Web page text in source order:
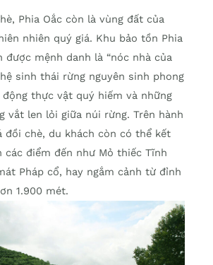
Phia Oắc còn là vùng đất của
nhiên quý giá. Khu bảo tồn Phia
được mệnh danh là “nóc nhà của
hệ sinh thái rừng nguyên sinh phong
thực vật quý hiếm và những
vắt len lỏi giữa núi rừng. Trên hành
đồi chè, du khách còn có thể kết
các điểm đến như Mỏ thiếc Tĩnh
Pháp cổ, hay ngắm cảnh từ đỉnh
1.900 mét.